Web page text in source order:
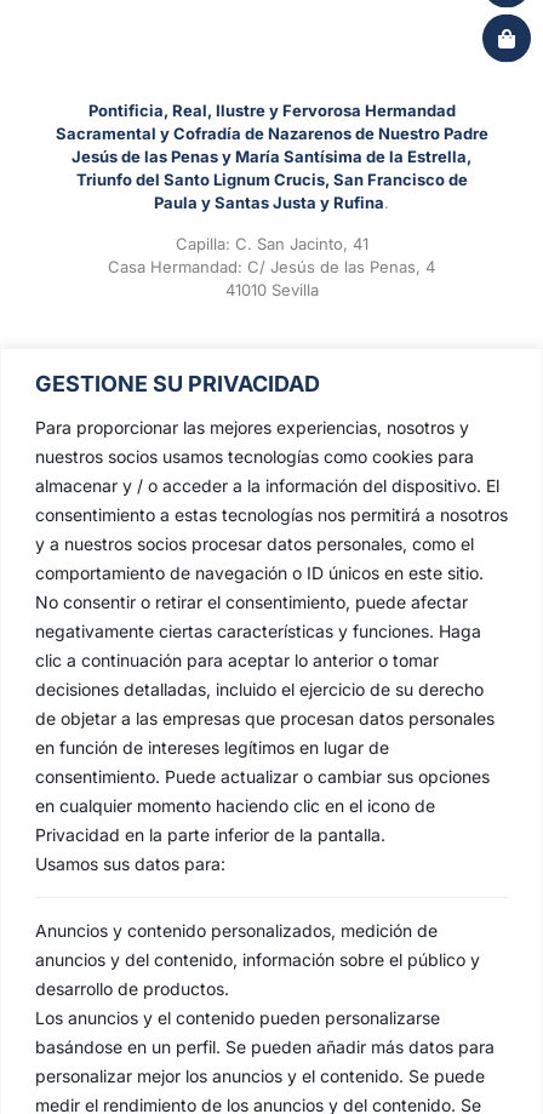
GESTIONE SU PRIVACIDAD
Para proporcionar las mejores experiencias, nosotros y
nuestros socios usamos tecnologías como cookies para
almacenar y / o acceder a la información del dispositivo. El
consentimiento a estas tecnologías nos permitirá a nosotros
y a nuestros socios procesar datos personales, como el
comportamiento de navegación o ID únicos en este sitio.
No consentir o retirar el consentimiento, puede afectar
negativamente ciertas características y funciones. Haga
clic a continuación para aceptar lo anterior o tomar
decisiones detalladas, incluido el ejercicio de su derecho
de objetar a las empresas que procesan datos personales
en función de intereses legítimos en lugar de
consentimiento. Puede actualizar o cambiar sus opciones
en cualquier momento haciendo clic en el icono de
Privacidad en la parte inferior de la pantalla.
Usamos sus datos para:
Anuncios y contenido personalizados, medición de
anuncios y del contenido, información sobre el público y
desarrollo de productos.
Los anuncios y el contenido pueden personalizarse
basándose en un perfil. Se pueden añadir más datos para
personalizar mejor los anuncios y el contenido. Se puede
medir el rendimiento de los anuncios y del contenido. Se
Pontificia, Real, Ilustre y Fervorosa Hermandad
Sacramental y Cofradía de Nazarenos de Nuestro Padre
Jesús de las Penas y María Santísima de la Estrella,
Triunfo del Santo Lignum Crucis, San Francisco de
Paula y Santas Justa y Rufina.
Capilla: C. San Jacinto, 41
Casa Hermandad: C/ Jesús de las Penas, 4
41010 Sevilla